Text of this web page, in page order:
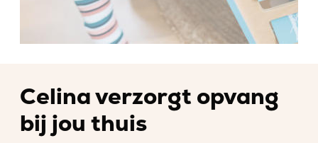
Celina verzorgt opvang
bij jou thuis